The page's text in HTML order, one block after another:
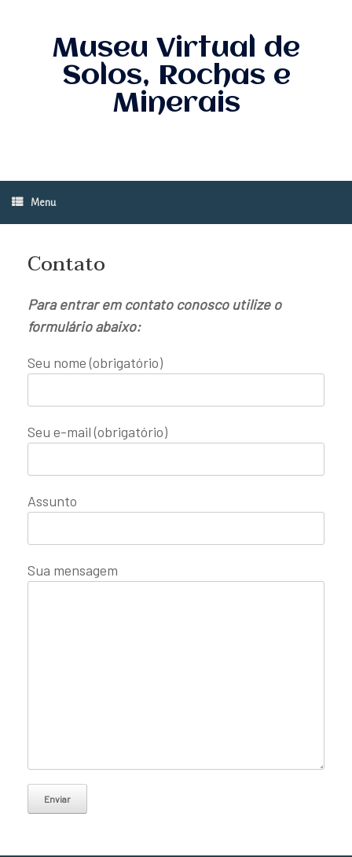
Museu Virtual de
Solos, Rochas e
Minerais
Menu
Contato
Para entrar em contato conosco utilize o
formulário abaixo:
Seu nome (obrigatório)
Seu e-mail (obrigatório)
Assunto
Sua mensagem